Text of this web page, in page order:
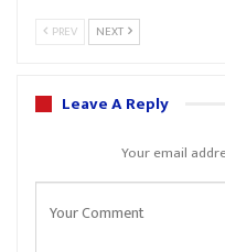
PREV NEXT
Leave A Reply
Your email